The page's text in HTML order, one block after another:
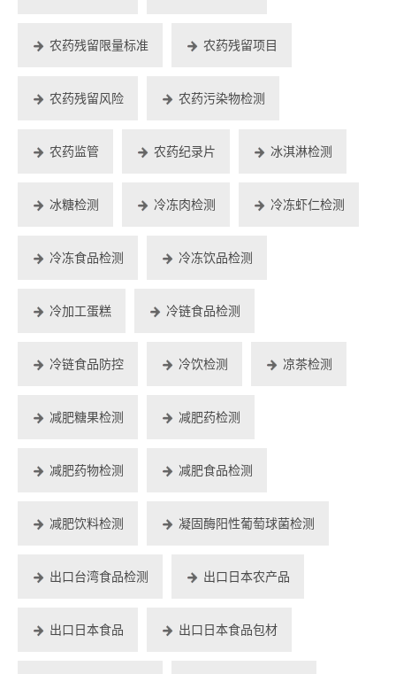
农药残留限量标准 农药残留项目
农药残留风险 农药污染物检测
农药监管 农药纪录片 冰淇淋检测
冰糖检测 冷冻肉检测 冷冻虾仁检测
冷冻食品检测 冷冻饮品检测
冷加工蛋糕 冷链食品检测
冷链食品防控 冷饮检测 凉茶检测
减肥糖果检测 减肥药检测
减肥药物检测 减肥食品检测
减肥饮料检测 凝固酶阳性葡萄球菌检测
出口台湾食品检测 出口日本农产品
出口日本食品 出口日本食品包材